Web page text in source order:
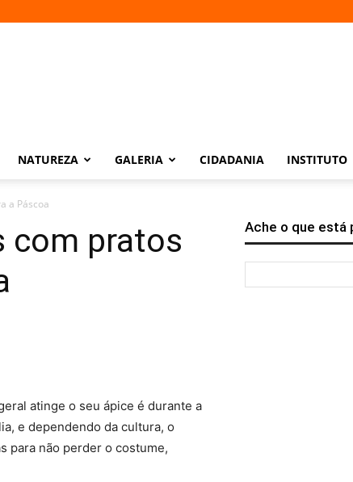
NATUREZA GALERIA CIDADANIA INSTITUTO
a Páscoa
com pratos
atinge o seu ápice é durante a
e dependendo da cultura, o
para não perder o costume,
Ache o que está